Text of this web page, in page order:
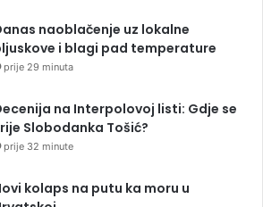
naoblačenje uz lokalne
i blagi pad temperature
prije 29 minuta
na Interpolovoj listi: Gdje se
Slobodanka Tošić?
prije 32 minute
kolaps na putu ka moru u